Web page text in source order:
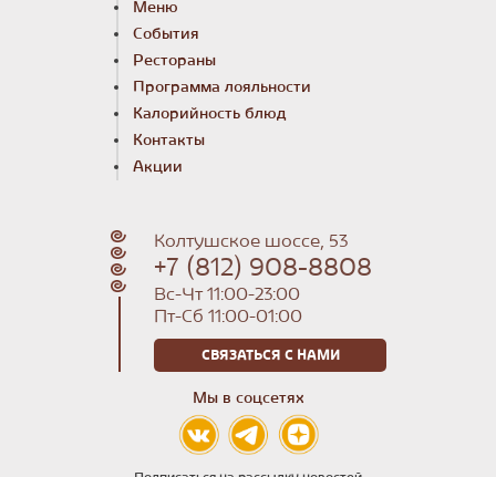
Меню
События
Рестораны
Программа лояльности
Калорийность блюд
Контакты
Акции
Колтушское шоссе, 53
+7 (812) 908-8808
Вс-Чт 11:00-23:00
Пт-Сб 11:00-01:00
СВЯЗАТЬСЯ С НАМИ
Мы в соцсетях